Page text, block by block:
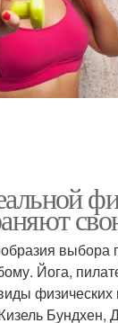
выбора
Йога,
физических
Бундхен,